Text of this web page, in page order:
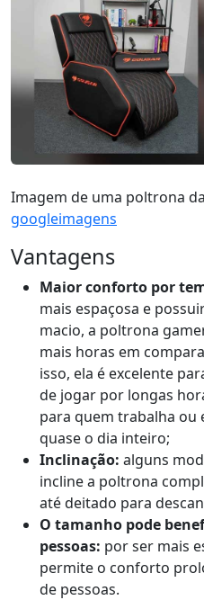
Imagem de uma poltrona
googleimagens
Vantagens
Maior conforto por
mais espaçosa e
macio, a poltrona
mais horas em
isso, ela é excelente
de jogar por longas
para quem trabalha
quase o dia inteiro;
Inclinação: alguns
incline a poltrona
até deitado para
O tamanho pode
pessoas: por ser mais
permite o conforto
de pessoas.